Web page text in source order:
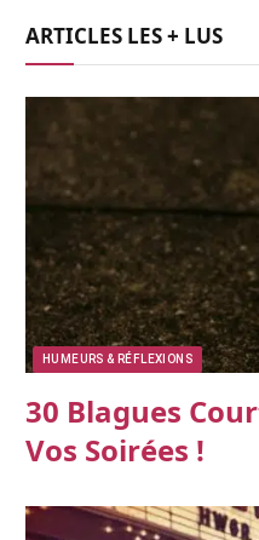
ARTICLES LES + LUS
HUMEURS & RÉFLEXIONS
30 Blagues
Vos Soirées !